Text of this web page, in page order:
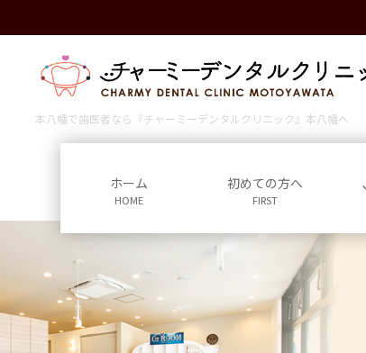
ン
ビ
本八幡で歯医者なら『チャーミーデンタルクリニック』本八幡へ
ホーム
HOME
初めての方へ
FIRST